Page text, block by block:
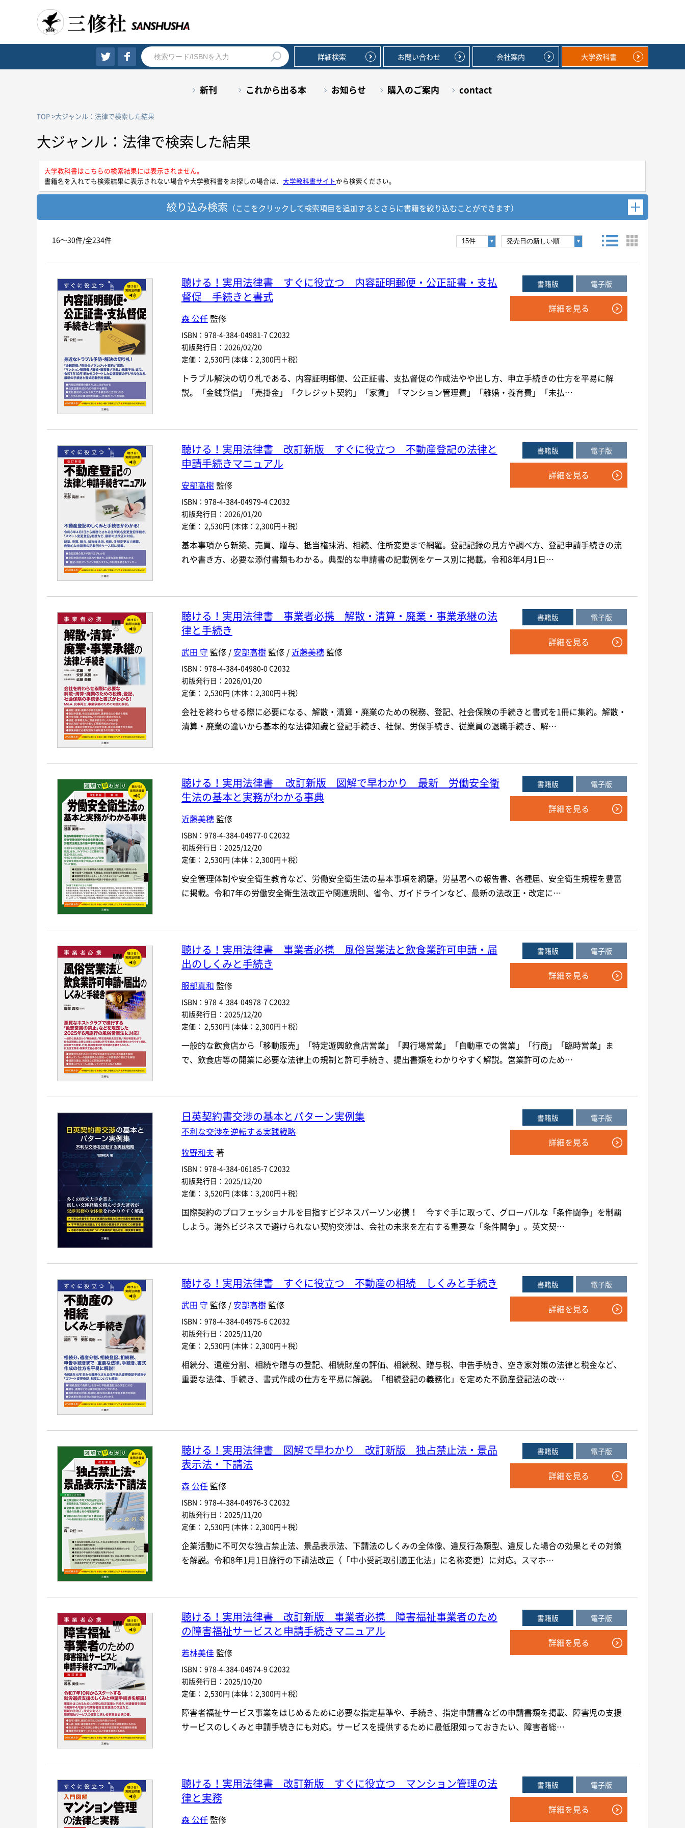
詳細検索 お問い合わせ 会社案内 大学教科書
新刊 これから出る本 お知らせ 購入のご案内 contact
TOP 大ジャンル：法律で検索した結果
大ジャンル：法律で検索した結果
大学教科書はこちらの検索結果には表示されません。
書籍名を入れても検索結果に表示されない場合や大学教科書をお探しの場合は、 大学教科書サイトから検索ください。
絞り込み検索 （ここをクリックして検索項目を追加するとさらに書籍を絞り込むことができます）
お探しの商品を検索します。 情報を入力、選択後検索ボタンを押してください。
キーワード
書 名 著者名
シリーズ レベル
978-4-384- -* ※5桁の数字を入力してください 付加情報
音声DL
16～30件/全234件
聴ける！実用法律書 すぐに役立つ 内容証明郵便・公正証書・支払
督促 手続きと書式
森 公任 監修
ISBN：978-4-384-04981-7 C2032
初版発行日：2026/02/20
定価： 2,530円 (本体：2,300円＋税）
トラブル解決の切り札である、内容証明郵便、公正証書、支払督促の作成法やや出し方、申立手続きの仕方を平易に解
説。「金銭貸借」「売掛金」「クレジット契約」「家賃」「マンション管理費」「離婚・養育費」「未払…
書籍版 電子版
詳細を見る
聴ける！実用法律書 改訂新版 すぐに役立つ 不動産登記の法律と
申請手続きマニュアル
安部高樹 監修
ISBN：978-4-384-04979-4 C2032
初版発行日：2026/01/20
定価： 2,530円 (本体：2,300円＋税）
基本事項から新築、売買、贈与、抵当権抹消、相続、住所変更まで網羅。登記記録の見方や調べ方、登記申請手続きの流
れや書き方、必要な添付書類もわかる。典型的な申請書の記載例をケース別に掲載。令和8年4月1日…
書籍版 電子版
詳細を見る
聴ける！実用法律書 事業者必携 解散・清算・廃業・事業承継の法
律と手続き
武田 守 監修 / 安部高樹 監修 /近藤美穂 監修
ISBN：978-4-384-04980-0 C2032
初版発行日：2026/01/20
定価： 2,530円 (本体：2,300円＋税）
会社を終わらせる際に必要になる、解散・清算・廃業のための税務、登記、社会保険の手続きと書式を1冊に集約。解散・
清算・廃業の違いから基本的な法律知識と登記手続き、社保、労保手続き、従業員の退職手続き、解…
書籍版 電子版
詳細を見る
聴ける！実用法律書 改訂新版 図解で早わかり 最新 労働安全衛
生法の基本と実務がわかる事典
近藤美穂 監修
ISBN：978-4-384-04977-0 C2032
初版発行日：2025/12/20
定価： 2,530円 (本体：2,300円＋税）
安全管理体制や安全衛生教育など、労働安全衛生法の基本事項を網羅。労基署への報告書、各種届、安全衛生規程を豊富
に掲載。令和7年の労働安全衛生法改正や関連規則、省令、ガイドラインなど、最新の法改正・改定に…
書籍版 電子版
詳細を見る
聴ける！実用法律書 事業者必携 風俗営業法と飲食業許可申請・届
出のしくみと手続き
服部真和 監修
ISBN：978-4-384-04978-7 C2032
初版発行日：2025/12/20
定価： 2,530円 (本体：2,300円＋税）
一般的な飲食店から「移動販売」「特定遊興飲食店営業」「興行場営業」「自動車での営業」「行商」「臨時営業」ま
で、飲食店等の開業に必要な法律上の規制と許可手続き、提出書類をわかりやすく解説。営業許可のため…
書籍版 電子版
詳細を見る
日英契約書交渉の基本とパターン実例集
不利な交渉を逆転する実践戦略
牧野和夫 著
ISBN：978-4-384-06185-7 C2032
初版発行日：2025/12/20
定価： 3,520円 (本体：3,200円＋税）
国際契約のプロフェッショナルを目指すビジネスパーソン必携！ 今すぐ手に取って、グローバルな「条件闘争」を制覇
しよう。海外ビジネスで避けられない契約交渉は、会社の未来を左右する重要な「条件闘争」。英文契…
書籍版 電子版
詳細を見る
聴ける！実用法律書 すぐに役立つ 不動産の相続 しくみと手続き
武田 守 監修 / 安部高樹 監修
ISBN：978-4-384-04975-6 C2032
初版発行日：2025/11/20
定価： 2,530円 (本体：2,300円＋税）
相続分、遺産分割、相続や贈与の登記、相続財産の評価、相続税、贈与税、申告手続き、空き家対策の法律と税金など、
重要な法律、手続き、書式作成の仕方を平易に解説。「相続登記の義務化」を定めた不動産登記法の改…
書籍版 電子版
詳細を見る
聴ける！実用法律書 図解で早わかり 改訂新版 独占禁止法・景品
表示法・下請法
森 公任 監修
ISBN：978-4-384-04976-3 C2032
初版発行日：2025/11/20
定価： 2,530円 (本体：2,300円＋税）
企業活動に不可欠な独占禁止法、景品表示法、下請法のしくみの全体像、違反行為類型、違反した場合の効果とその対策
を解説。令和8年1月1日施行の下請法改正（「中小受託取引適正化法」に名称変更）に対応。スマホ…
書籍版 電子版
詳細を見る
聴ける！実用法律書 改訂新版 事業者必携 障害福祉事業者のため
の障害福祉サービスと申請手続きマニュアル
若林美佳 監修
ISBN：978-4-384-04974-9 C2032
初版発行日：2025/10/20
定価： 2,530円 (本体：2,300円＋税）
障害者福祉サービス事業をはじめるために必要な指定基準や、手続き、指定申請書などの申請書類を掲載、障害児の支援
サービスのしくみと申請手続きにも対応。サービスを提供するために最低限知っておきたい、障害者総…
書籍版 電子版
詳細を見る
聴ける！実用法律書 改訂新版 すぐに役立つ マンション管理の法
律と実務
森 公任 監修
書籍版 電子版
詳細を見る